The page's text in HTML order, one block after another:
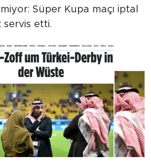
Süper Kupa maçı iptal
servis etti.